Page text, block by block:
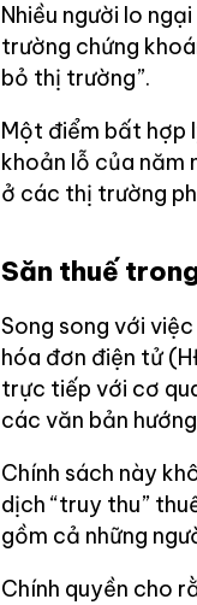
Nhiều người lo
trường chứng
bỏ thị trường”.
Một điểm bất hợp
khoản lỗ của năm
ở các thị trường
Săn thuế
Song song với
hóa đơn điện tử
trực tiếp với cơ
các văn bản
Chính sách này
dịch “truy thu”
gồm cả những
Chính quyền cho